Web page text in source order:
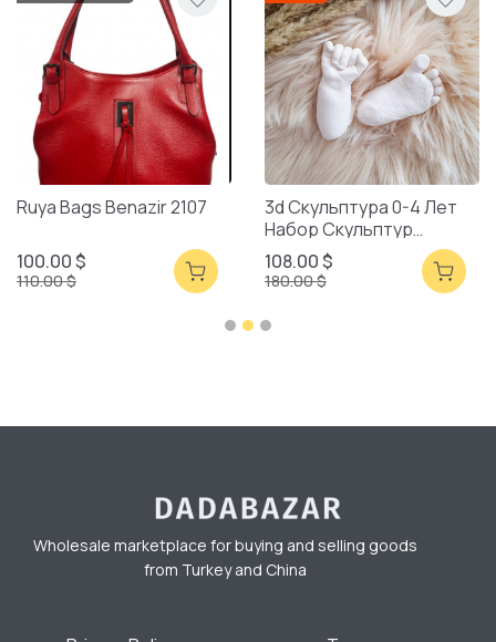
Ruya Bags Benazir 2107
100.00 $
110.00 $
3d Скульптура 0-4 Лет
Набор Скульптур
Смешанная Упаковка
108.00 $
180.00 $
Wholesale marketplace for buying and selling goods
from Turkey and China